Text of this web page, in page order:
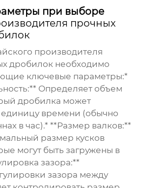
при выборе
прочных
производителя
дробилок необходимо
ключевые параметры:*
Определяет объем
дробилка может
единицу времени (обычно
в час).* **Размер валков:**
размер кусков
могут быть загружены в
зазора:**
зазора между